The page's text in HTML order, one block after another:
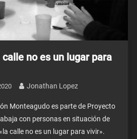
no es un lugar para
Jonathan Lopez
Monteagudo es parte de Proyecto
con personas en situación de
calle no es un lugar para vivir».